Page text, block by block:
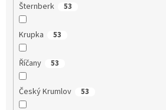
Šternberk 53
Krupka 53
Říčany 53
Český Krumlov 53